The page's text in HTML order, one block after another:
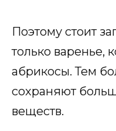
Поэтому стоит
только варенье,
абрикосы. Тем
сохраняют
веществ.